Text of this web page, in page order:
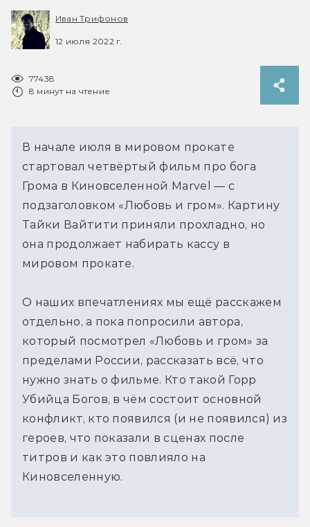
Иван Трифонов
12 июля 2022 г.
77438
8 минут на чтение
В начале июля в мировом прокате
стартовал четвёртый фильм про бога
Грома в Киновселенной Marvel — с
подзаголовком «Любовь и гром». Картину
Тайки Вайтити приняли прохладно, но
она продолжает набирать кассу в
мировом прокате.
О наших впечатлениях мы ещё расскажем
отдельно, а пока попросили автора,
который посмотрел «Любовь и гром» за
пределами России, рассказать всё, что
нужно знать о фильме. Кто такой Горр
Убийца Богов, в чём состоит основной
конфликт, кто появился (и не появился) из
героев, что показали в сценах после
титров и как это повлияло на
Киновселенную.